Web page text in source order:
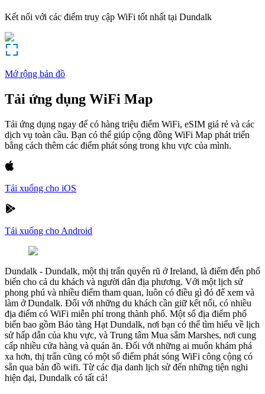
Kết nối với các điểm truy cập WiFi tốt nhất tại Dundalk
Mở rộng bản đồ
Tải ứng dụng WiFi Map
Tải ứng dụng ngay để có hàng triệu điểm WiFi, eSIM giá rẻ và các
dịch vụ toàn cầu. Bạn có thể giúp cộng đồng WiFi Map phát triển
bằng cách thêm các điểm phát sóng trong khu vực của mình.
Tải xuống cho iOS
Tải xuống cho Android
Dundalk - Dundalk, một thị trấn quyến rũ ở Ireland, là điểm đến phổ
biến cho cả du khách và người dân địa phương. Với một lịch sử
phong phú và nhiều điểm tham quan, luôn có điều gì đó để xem và
làm ở Dundalk. Đối với những du khách cần giữ kết nối, có nhiều
địa điểm có WiFi miễn phí trong thành phố. Một số địa điểm phổ
biến bao gồm Bảo tàng Hạt Dundalk, nơi bạn có thể tìm hiểu về lịch
sử hấp dẫn của khu vực, và Trung tâm Mua sắm Marshes, nơi cung
cấp nhiều cửa hàng và quán ăn. Đối với những ai muốn khám phá
xa hơn, thị trấn cũng có một số điểm phát sóng WiFi công cộng có
sẵn qua bản đồ wifi. Từ các địa danh lịch sử đến những tiện nghi
hiện đại, Dundalk có tất cả!